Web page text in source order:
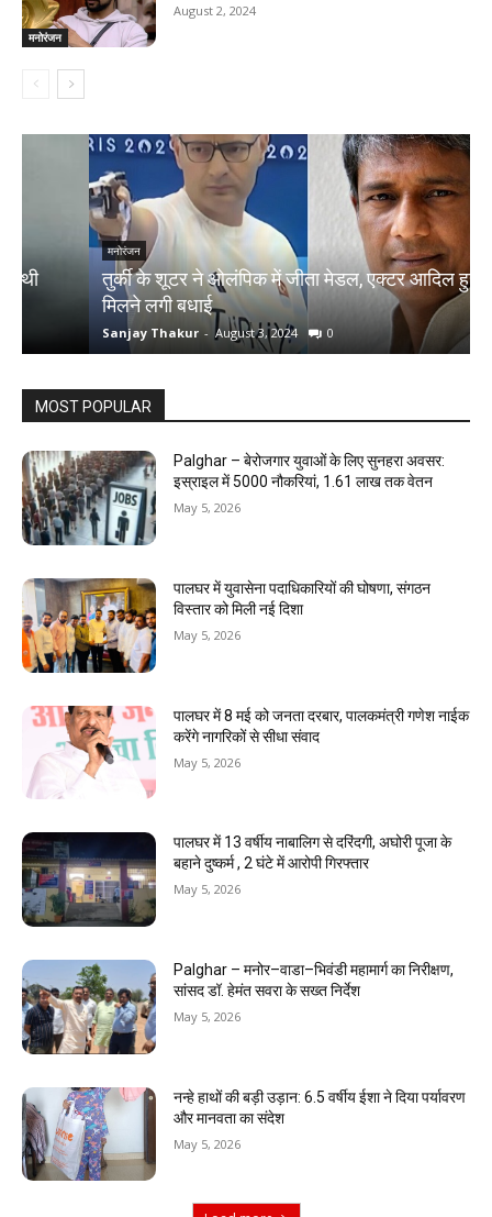
मनोरंजन
August 2, 2024
तुर्की के शूटर ने ओलंपिक में जीता मेडल, एक्टर आदिल हुसैन को
मिलने लगी बधाई
Sanjay Thakur - August 3, 2024 0
MOST POPULAR
Palghar – बेरोजगार युवाओं के लिए सुनहरा अवसर:
इस्राइल में 5000 नौकरियां, ₹1.61 लाख तक वेतन
May 5, 2026
पालघर में युवासेना पदाधिकारियों की घोषणा, संगठन
विस्तार को मिली नई दिशा
May 5, 2026
पालघर में 8 मई को जनता दरबार, पालकमंत्री गणेश नाईक
करेंगे नागरिकों से सीधा संवाद
May 5, 2026
पालघर में 13 वर्षीय नाबालिग से दरिंदगी, अघोरी पूजा के
बहाने दुष्कर्म , 2 घंटे में आरोपी गिरफ्तार
May 5, 2026
Palghar – मनोर–वाडा–भिवंडी महामार्ग का निरीक्षण,
सांसद डॉ. हेमंत सवरा के सख्त निर्देश
May 5, 2026
नन्हे हाथों की बड़ी उड़ान: 6.5 वर्षीय ईशा ने दिया पर्यावरण
और मानवता का संदेश
May 5, 2026